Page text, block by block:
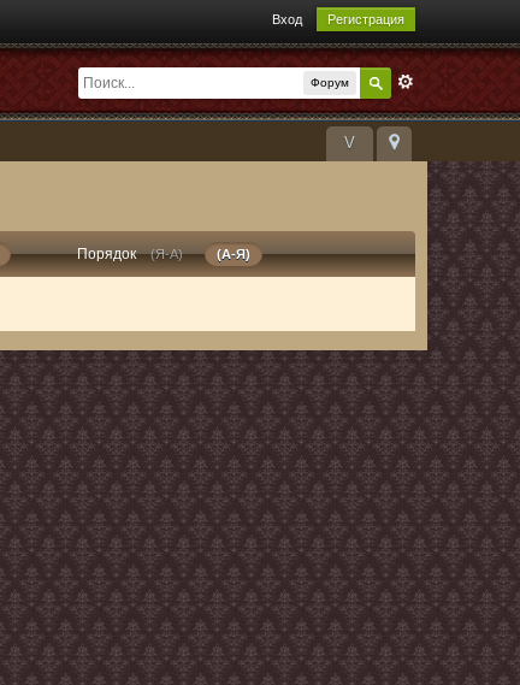
Вход Регистрация
Форум
V
Порядок (Я-А) (А-Я)